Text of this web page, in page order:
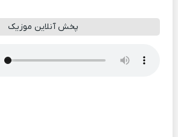
پخش آنلاین موزیک